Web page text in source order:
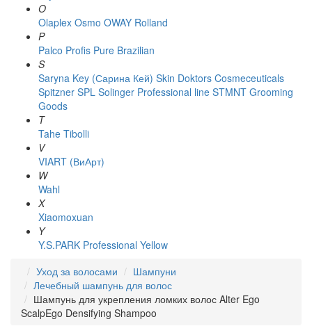
O
Olaplex Osmo OWAY Rolland
P
Palco Profis Pure Brazilian
S
Saryna Key (Сарина Кей) Skin Doktors Cosmeceuticals
Spitzner SPL Solinger Professional line STMNT Grooming
Goods
T
Tahe Tibolli
V
VIART (ВиАрт)
W
Wahl
X
Xiaomoxuan
Y
Y.S.PARK Professional Yellow
Уход за волосами
Шампуни
Лечебный шампунь для волос
Шампунь для укрепления ломких волос Alter Ego
ScalpEgo Densifying Shampoo